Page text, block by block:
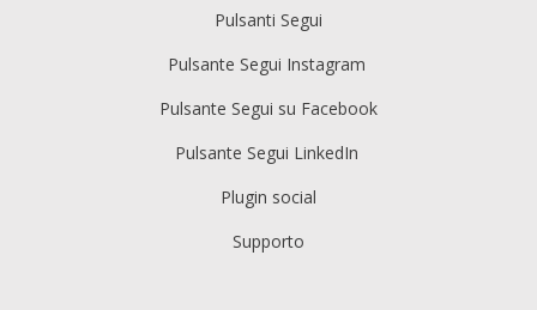
Pulsanti Segui
Pulsante Segui Instagram
Pulsante Segui su Facebook
Pulsante Segui LinkedIn
Plugin social
Supporto